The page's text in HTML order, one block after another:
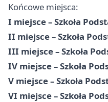
Końcowe miejsca:
I miejsce – Szkoła
II miejsce – Szkoła
III miejsce – Szkoła
IV miejsce – Szkoła
V miejsce – Szkoła
VI miejsce – Szkoła